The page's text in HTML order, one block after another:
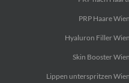
PRP Haare
Hyaluron Filler
Skin Booster
Lippen unterspritzen